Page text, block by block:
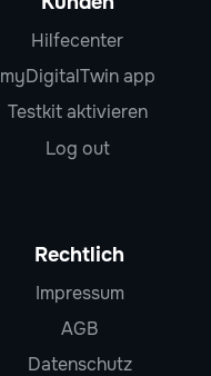
Hilfecenter
myDigitalTwin app
Testkit aktivieren
Log out
Rechtlich
Impressum
AGB
Datenschutz